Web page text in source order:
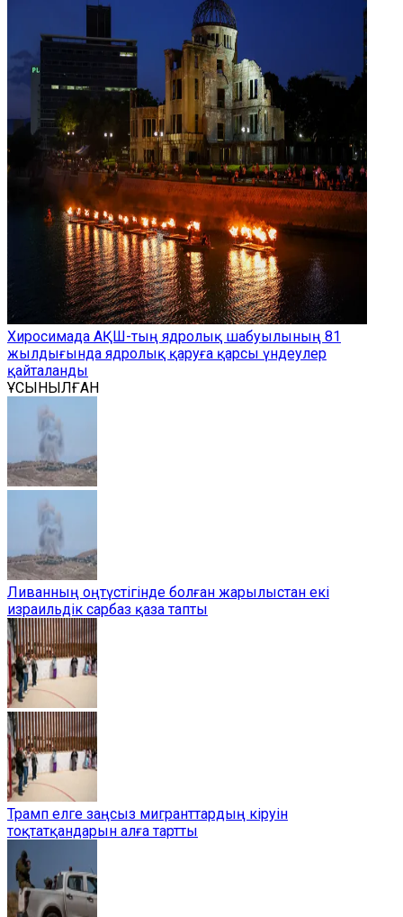
Хиросимада АҚШ-тың ядролық шабуылының 81
жылдығында ядролық қаруға қарсы үндеулер
қайталанды
ҰСЫНЫЛҒАН
Ливанның оңтүстігінде болған жарылыстан екі
израильдік сарбаз қаза тапты
Трамп елге заңсыз мигранттардың кіруін
тоқтатқандарын алға тартты